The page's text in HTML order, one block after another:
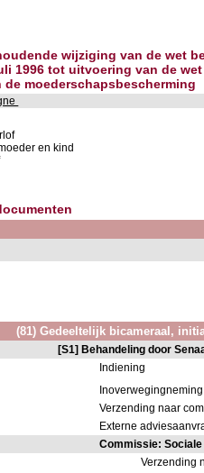
wijziging van de wet
1996 tot uitvoering van de
de moederschapsbescherming
en kind
(81) Gedeeltelijk bicameraal,
[S1] Behandeling door
Indiening
Inoverwegingneming
Verzending naar
Externe
Commissie:
Verzending